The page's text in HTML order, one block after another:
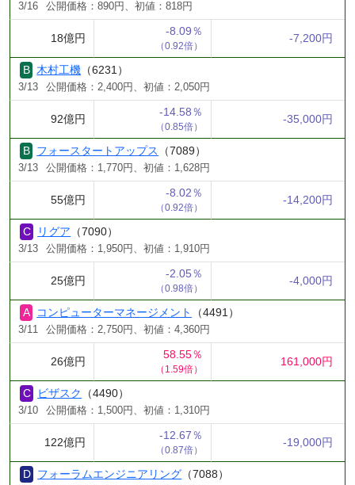
3/16 公開価格：890円、初値：818円
18億円
-8.09％
（0.92倍）
-7,200円
木村工機 （6231）
3/13 公開価格：2,400円、初値：2,050円
92億円
-14.58％
（0.85倍）
-35,000円
フォースタートアップス （7089）
3/13 公開価格：1,770円、初値：1,628円
55億円
-8.02％
（0.92倍）
-14,200円
リグア （7090）
3/13 公開価格：1,950円、初値：1,910円
25億円
-2.05％
（0.98倍）
-4,000円
コンピューターマネージメント （4491）
3/11 公開価格：2,750円、初値：4,360円
26億円
58.55％
（1.59倍）
161,000円
ビザスク （4490）
3/10 公開価格：1,500円、初値：1,310円
122億円
-12.67％
（0.87倍）
-19,000円
フォーラムエンジニアリング （7088）